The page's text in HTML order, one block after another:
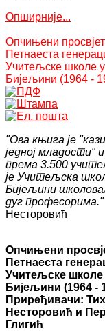
Опширније...
Опчињени
Петнаеста
Учитељске школе у
Бијељини (1964 -
"Ова књига је
једној младости"
према 3.500
је Учитељска
Бијељини
дуг професорима."
Несторовић
Опчињени
Петнаеста
Учитељске школе
Бијељини (1964 -
Приређивачи:
Несторовић и
Глигић